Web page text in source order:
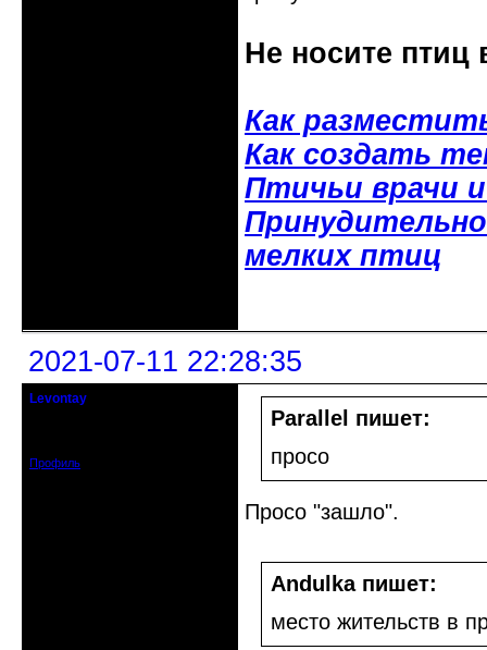
Не носите птиц
Как
Как создать
Птичьи врачи
мелких птиц
2021-07-11 22:28:35
Levontay
Профиль
Parallel пишет:
просо
Просо "зашло".
Andulka пишет:
место жительств в